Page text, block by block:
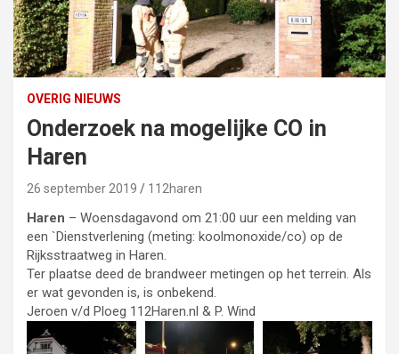
OVERIG NIEUWS
Onderzoek na mogelijke CO in
Haren
26 september 2019 112haren
Haren – Woensdagavond om 21:00 uur een melding van
een `Dienstverlening (meting: koolmonoxide/co) op de
Rijksstraatweg in Haren.
Ter plaatse deed de brandweer metingen op het terrein. Als
er wat gevonden is, is onbekend.
Jeroen v/d Ploeg 112Haren.nl & P. Wind